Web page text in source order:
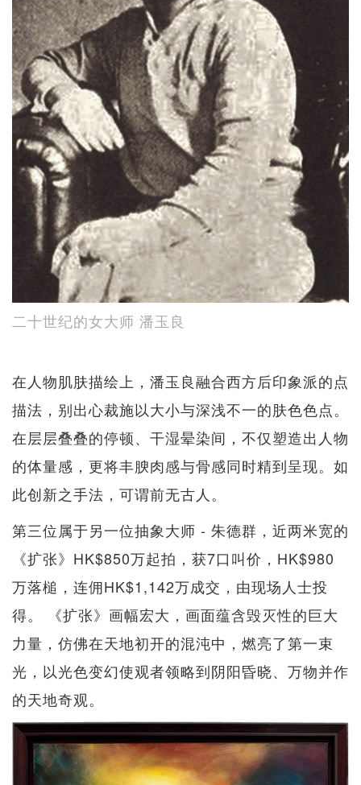
二十世纪的女大师 潘玉良
在人物肌肤描绘上，潘玉良融合西方后印象派的点
描法，别出心裁施以大小与深浅不一的肤色色点。
在层层叠叠的停顿、干湿晕染间，不仅塑造出人物
的体量感，更将丰腴肉感与骨感同时精到呈现。如
此创新之手法，可谓前无古人。
第三位属于另一位抽象大师 - 朱德群，近两米宽的
《扩张》HK$850万起拍，获7口叫价，HK$980
万落槌，连佣HK$1,142万成交，由现场人士投
得。 《扩张》画幅宏大，画面蕴含毁灭性的巨大
力量，仿佛在天地初开的混沌中，燃亮了第一束
光，以光色变幻使观者领略到阴阳昏晓、万物并作
的天地奇观。